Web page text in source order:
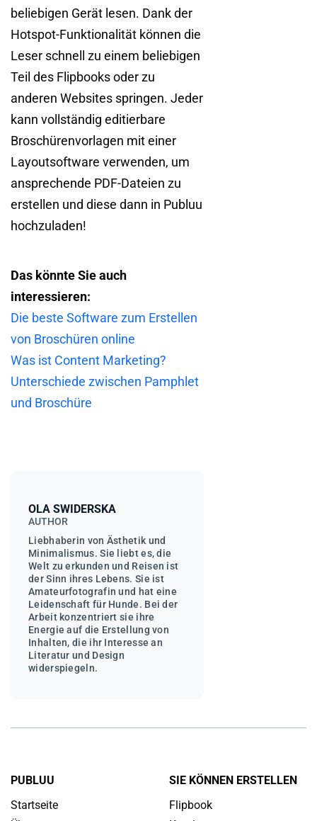
beliebigen Gerät lesen. Dank der
Hotspot-Funktionalität können die
Leser schnell zu einem beliebigen
Teil des Flipbooks oder zu
anderen Websites springen. Jeder
kann vollständig editierbare
Broschürenvorlagen mit einer
Layoutsoftware verwenden, um
ansprechende PDF-Dateien zu
erstellen und diese dann in Publuu
hochzuladen!
Das könnte Sie auch
interessieren:
Die beste Software zum Erstellen
von Broschüren online
Was ist Content Marketing?
Unterschiede zwischen Pamphlet
und Broschüre
OLA SWIDERSKA
AUTHOR
Liebhaberin von Ästhetik und
Minimalismus. Sie liebt es, die
Welt zu erkunden und Reisen ist
der Sinn ihres Lebens. Sie ist
Amateurfotografin und hat eine
Leidenschaft für Hunde. Bei der
Arbeit konzentriert sie ihre
Energie auf die Erstellung von
Inhalten, die ihr Interesse an
Literatur und Design
widerspiegeln.
PUBLUU
Startseite
SIE KÖNNEN ERSTELLEN
Flipbook